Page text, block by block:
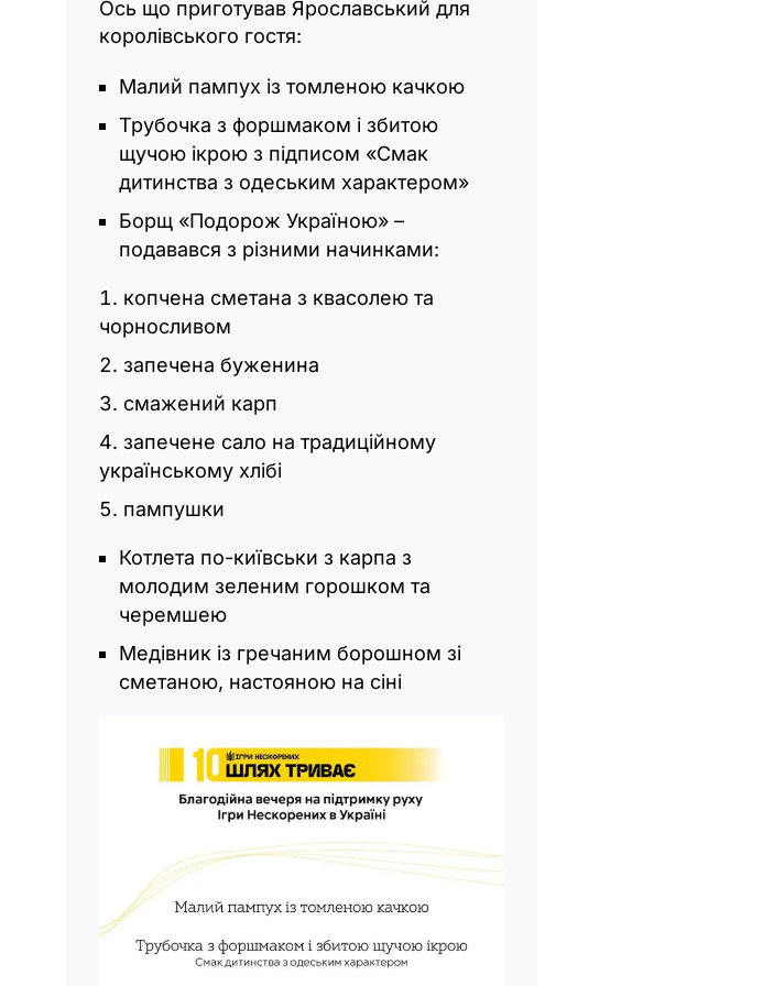
Ось що приготував Ярославський для
королівського гостя:
Малий пампух із томленою качкою
Трубочка з форшмаком і збитою
щучою ікрою з підписом «Смак
дитинства з одеським характером»
Борщ «Подорож Україною» –
подавався з різними начинками:
копчена сметана з квасолею та
чорносливом
запечена буженина
смажений карп
запечене сало на традиційному
українському хлібі
пампушки
Котлета по-київськи з карпа з
молодим зеленим горошком та
черемшею
Медівник із гречаним борошном зі
сметаною, настояною на сіні